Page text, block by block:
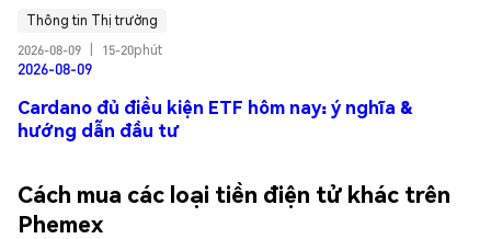
Thông tin Thị trường
2026-08-09
15-20phút
2026-08-09
Cardano đủ điều kiện ETF hôm nay: ý nghĩa &
hướng dẫn đầu tư
Cách mua các loại tiền điện tử khác trên
Phemex